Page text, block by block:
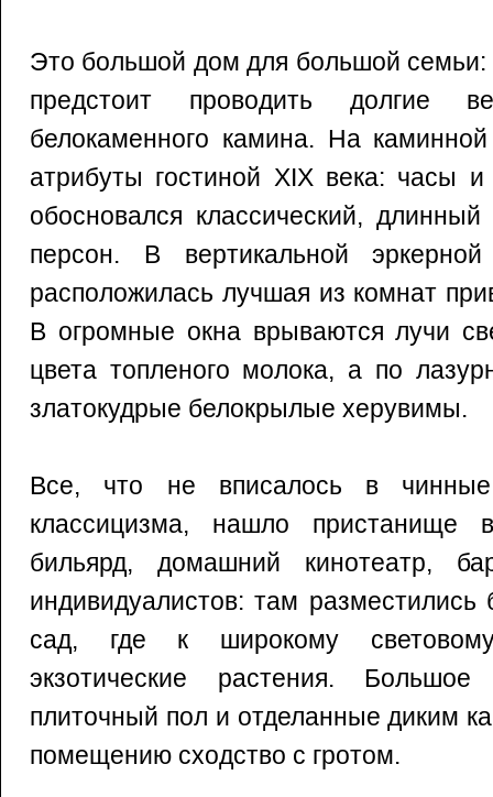
Это большой дом для большой
предстоит проводить долгие
белокаменного камина. На
атрибуты гостиной XIX века: часы
обосновался классический,
персон. В вертикальной
расположилась лучшая из комнат
В огромные окна врываются лучи
цвета топленого молока, а по
златокудрые белокрылые херувимы.
Все, что не вписалось в чинные
классицизма, нашло пристанище
бильярд, домашний кинотеатр,
индивидуалистов: там разместились
сад, где к широкому
экзотические растения.
плиточный пол и отделанные диким
помещению сходство с гротом.